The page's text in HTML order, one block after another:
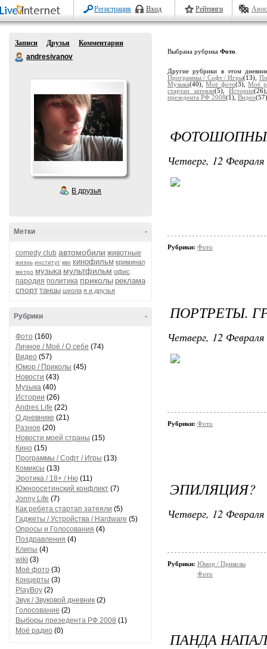
Регистрация Вход Рейтинги
Записи Друзья
Комментарии
andresivanov
В друзья
-
Метки
comedy club автомобили животные
жизнь институт квн кинофильм криминал
метро музыка мультфильм офис
пародия политика приколы реклама
спорт танцы школа я и друзья
-
Рубрики
Фото (160)
Личное / Моё / О себе (74)
Видео (57)
Юмор / Приколы (45)
Новости (43)
Музыка (40)
Истории (26)
Andres Life (22)
О дневнике (21)
Разное (20)
Новости моей страны (15)
Кино (15)
Программы / Софт / Игры (13)
Комиксы (13)
Эротика / 18+ / Ню (11)
Южноосетинский конфликт (7)
Jonny Life (7)
Как ребята стартап затеяли (5)
Гаджеты / Устройства / Hardware (5)
Опросы и Голосования (4)
Поздравления (4)
Клипы (4)
wiki (3)
Моё фото (3)
Концерты (3)
PlayBoy (2)
Звук / Звуковой дневник (2)
Голосование (2)
Выборы презедента РФ 2008 (1)
Моё радио (0)
Выбрана рубрика Фото
Другие рубрики в этом
Программы / Софт / Игры(13),
Музыка(40),Моё фото(3),Моё
стартап затеяли(5), Истории
презедента РФ 2008(1), Видео
Четверг, 12
Рубрики: Фото
ПОРТРЕТЫ.
Четверг, 12
Рубрики: Фото
ЭПИЛЯЦИЯ?
Четверг, 12
Рубрики: Юмор / Приколы
Фото
ПАНДА